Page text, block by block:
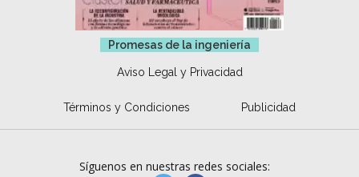
Promesas de la ingeniería
Aviso Legal y Privacidad
Términos y Condiciones Publicidad
Síguenos en nuestras redes sociales: